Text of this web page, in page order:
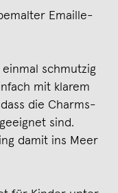
Emaille-
schmutzig
mit klarem
die Charms-
sind.
damit ins Meer